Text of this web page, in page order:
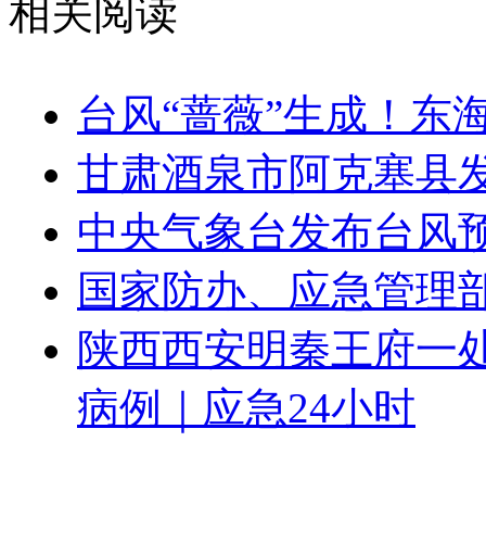
相关阅读
台风“蔷薇”生成！东
甘肃酒泉市阿克塞县
中央气象台发布台风
国家防办、应急管理
陕西西安明秦王府一
病例｜应急24小时